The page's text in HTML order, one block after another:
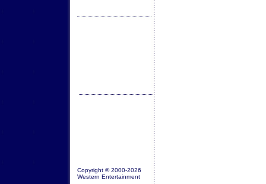
Copyright © 2000-2026
Western Entertainment